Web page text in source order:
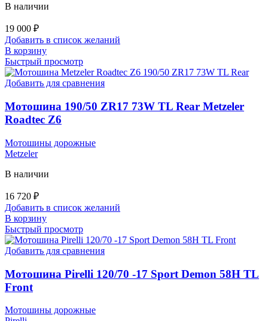
В наличии
19 000 ₽
Добавить в список желаний
В корзину
Быстрый просмотр
Добавить для сравнения
Мотошина 190/50 ZR17 73W TL Rear Metzeler
Roadtec Z6
Мотошины дорожные
Metzeler
В наличии
16 720 ₽
Добавить в список желаний
В корзину
Быстрый просмотр
Добавить для сравнения
Мотошина Pirelli 120/70 -17 Sport Demon 58H TL
Front
Мотошины дорожные